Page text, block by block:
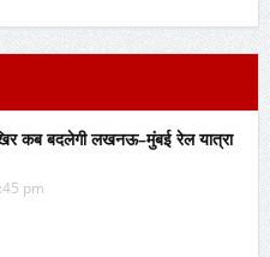
कब बदलेगी लखनऊ–मुंबई रेल यात्रा
pm